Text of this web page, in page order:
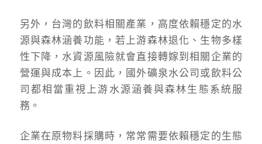
另外，台灣的飲料相關產業，高度依賴穩定的水
源與森林涵養功能，若上游森林退化、生物多樣
性下降，水資源風險就會直接轉嫁到相關企業的
營運與成本上。因此，國外礦泉水公司或飲料公
司都相當重視上游水源涵養與森林生態系統服
務。
企業在原物料採購時，常常需要依賴穩定的生態